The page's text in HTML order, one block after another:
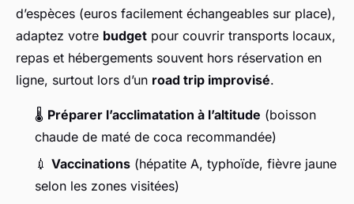
d’espèces (euros facilement échangeables sur place),
adaptez votre budget pour couvrir transports locaux,
repas et hébergements souvent hors réservation en
ligne, surtout lors d’un road trip improvisé.
🌡️ Préparer l’acclimatation à l’altitude (boisson
chaude de maté de coca recommandée)
💉 Vaccinations (hépatite A, typhoïde, fièvre jaune
selon les zones visitées)